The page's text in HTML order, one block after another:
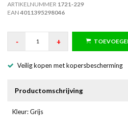
ARTIKELNUMMER 1721-229
EAN 4011395298046
- +
Veilig kopen met kopersbescherming
Productomschrijving
Kleur: Grijs